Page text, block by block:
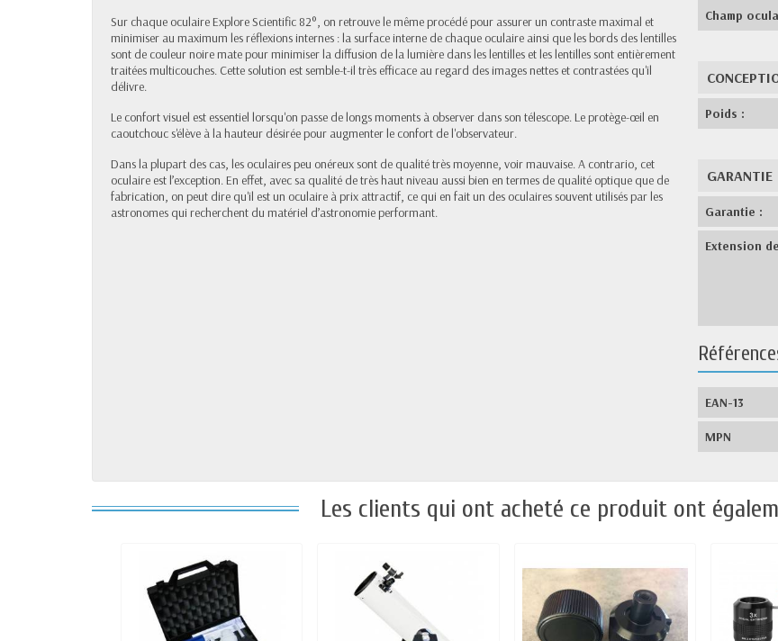
Sur chaque oculaire Explore Scientific 82°, on retrouve le même procédé pour assurer un contraste maximal et
minimiser au maximum les réflexions internes : la surface interne de chaque oculaire ainsi que les bords des lentilles
sont de couleur noire mate pour minimiser la diffusion de la lumière dans les lentilles et les lentilles sont entièrement
traitées multicouches. Cette solution est semble-t-il très efficace au regard des images nettes et contrastées qu'il
délivre.
Le confort visuel est essentiel lorsqu'on passe de longs moments à observer dans son télescope. Le protège-œil en
caoutchouc s'élève à la hauteur désirée pour augmenter le confort de l'observateur.
Dans la plupart des cas, les oculaires peu onéreux sont de qualité très moyenne, voir mauvaise. A contrario, cet
oculaire est l’exception. En effet, avec sa qualité de très haut niveau aussi bien en termes de qualité optique que de
fabrication, on peut dire qu'il est un oculaire à prix attractif, ce qui en fait un des oculaires souvent utilisés par les
astronomes qui recherchent du matériel d’astronomie performant.
Champ
Poids :
GARANTIE
Garantie :
Extension
EAN-13
MPN
Les clients qui ont acheté ce produit ont